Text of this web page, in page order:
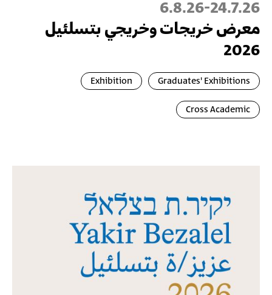
24.7.26
-
6.8.26
معرض خريجات وخريجي بتسلئيل
2026
Graduates' Exhibitions
Exhibition
Cross Academic